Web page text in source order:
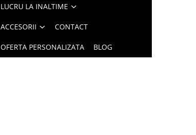
LUCRU LA INALTIME
ACCESORII CONTACT
OFERTA PERSONALIZATA BLOG